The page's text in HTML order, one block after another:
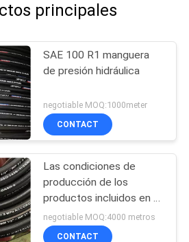
principales
SAE 100 R1 manguera
de presión hidráulica
negotiable MOQ:1000meter
CONTACT
Las condiciones de
producción de los
productos incluidos en el
presente anexo son las
siguientes:
negotiable MOQ:4000 metros
CONTACT